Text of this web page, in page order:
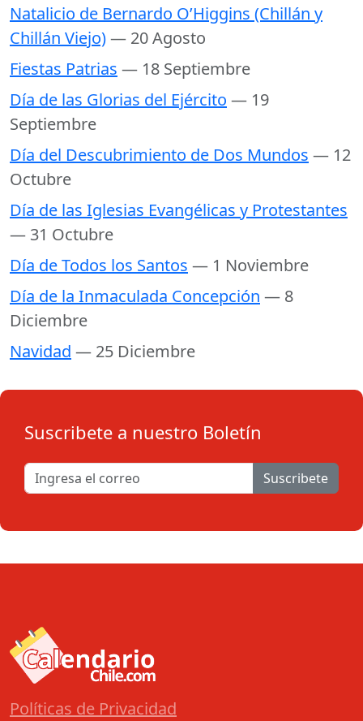
Natalicio de Bernardo O’Higgins (Chillán y
Chillán Viejo)— 20 Agosto
Fiestas Patrias — 18 Septiembre
Día de las Glorias del Ejército — 19
Septiembre
Día del Descubrimiento de Dos Mundos — 12
Octubre
Día de las Iglesias Evangélicas y Protestantes
— 31 Octubre
Día de Todos los Santos — 1 Noviembre
Día de la Inmaculada Concepción — 8
Diciembre
Navidad — 25 Diciembre
Suscribete a nuestro Boletín
Suscribete
Políticas de Privacidad